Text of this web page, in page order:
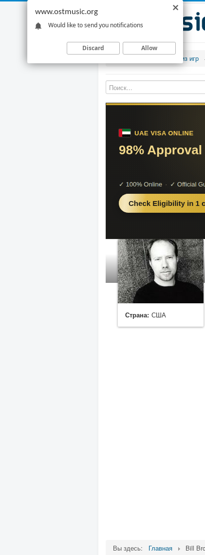
Музыка из игр
Страна: США
Вы здесь: Главная Bill
www.ostmusic.org
Would like to send you notifications
Discard Allow